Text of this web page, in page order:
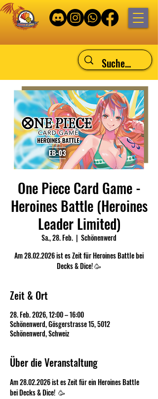
One Piece Card Game -
Heroines Battle (Heroines
Leader Limited)
Sa., 28. Feb.
  |
Schönenwerd
Am 28.02.2026 ist es Zeit für Heroines Battle bei
Decks & Dice! 🥳
Zeit & Ort
28. Feb. 2026, 12:00 – 16:00
Schönenwerd, Gösgerstrasse 15, 5012
Schönenwerd, Schweiz
Über die Veranstaltung
Am 28.02.2026 ist es Zeit für ein Heroines Battle
bei Decks & Dice!  🥳